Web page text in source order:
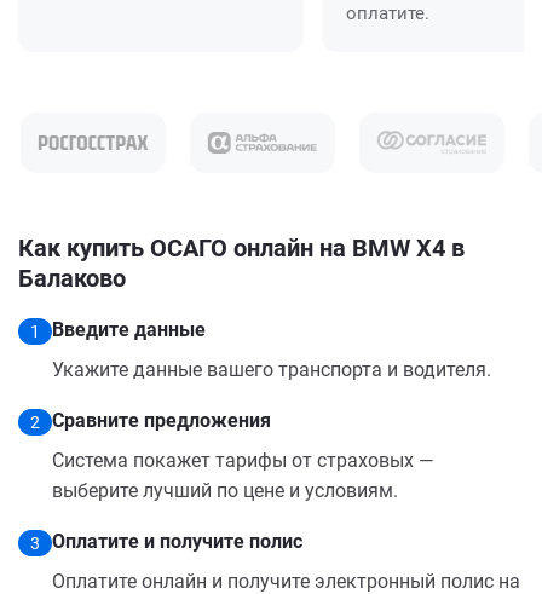
оплатите.
Как купить ОСАГО онлайн на BMW X4 в
Балаково
1
Введите данные
Укажите данные вашего транспорта и водителя.
2
Сравните предложения
Система покажет тарифы от страховых —
выберите лучший по цене и условиям.
3
Оплатите и получите полис
Оплатите онлайн и получите электронный полис на